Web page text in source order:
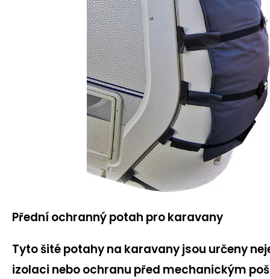
Přední ochranný potah pro karavany
Tyto šité potahy na karavany jsou určeny
izolaci nebo ochranu před mechanickým